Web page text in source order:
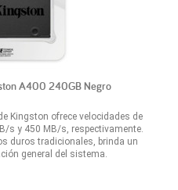
A400 240GB Negro
Kingston ofrece velocidades de
s y 450 MB/s, respectivamente.
duros tradicionales, brinda un
general del sistema.